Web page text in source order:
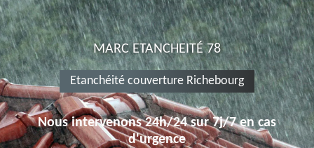
MARC ETANCHEITÉ 78
Etanchéité couverture Richebourg
Nous intervenons 24h/24 sur 7j/7 en cas
d'urgence